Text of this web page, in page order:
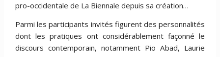
pro-occidentale de La Biennale depuis sa création…
Parmi les participants invités figurent des personnalités
dont les pratiques ont considérablement façonné le
discours contemporain, notamment Pio Abad, Laurie